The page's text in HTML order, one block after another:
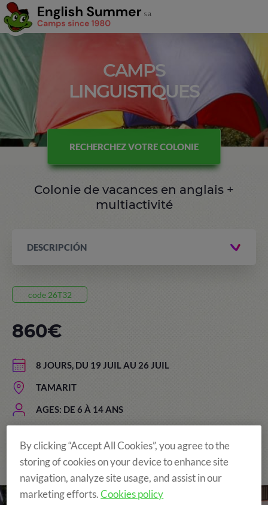
CAMPS
LINGUISTIQUES
RECHERCHEZ VOTRE COLONIE
Colonie de vacances en anglais +
multiactivité
DESCRIPCIÓN
code 26T32
8 JOURS, DU 19 JUIL AU 26 JUIL
TAMARIT
AGES: DE 6 À 14 ANS
860€
The Original and still the Best!
By clicking “Accept All Cookies”, you agree to the
storing of cookies on your device to enhance site
navigation, analyze site usage, and assist in our
marketing efforts.Cookies policy